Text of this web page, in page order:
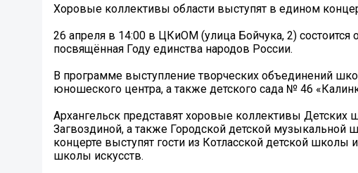
Хоровые коллективы области выступят в едином
26 апреля в 14:00 в ЦКиОМ (улица Бойчука, 2)
посвящённая Году единства народов России.
В программе выступление творческих объединений
юношеского центра, а также детского сада № 46
Архангельск представят хоровые коллективы
Загвоздиной, а также Городской детской
концерте выступят гости из Котласской детской
школы искусств.